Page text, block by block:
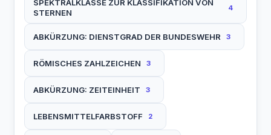
SPEKTRALKLASSE ZUR KLASSIFIKATION VON
STERNEN
4
ABKÜRZUNG: DIENSTGRAD DER BUNDESWEHR 3
RÖMISCHES ZAHLZEICHEN 3
ABKÜRZUNG: ZEITEINHEIT 3
LEBENSMITTELFARBSTOFF 2